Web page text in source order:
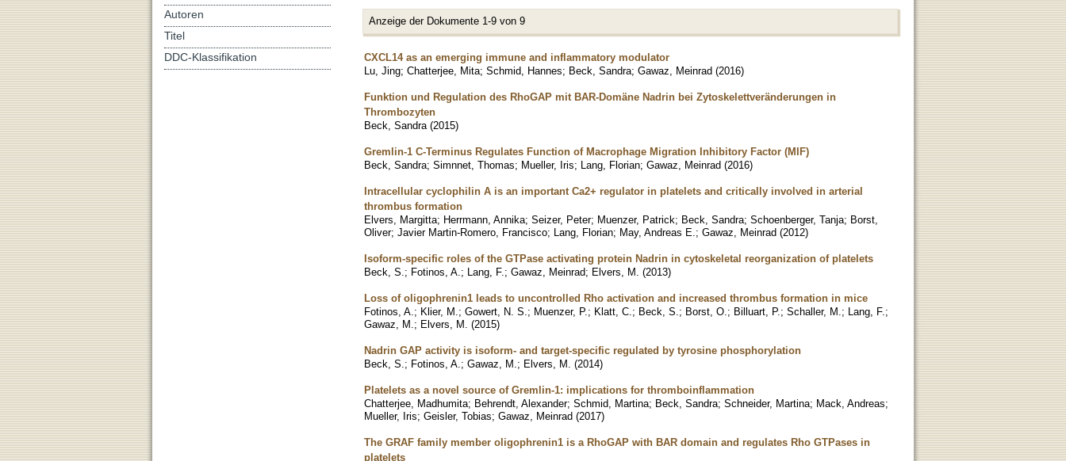
Anzeige der Dokumente 1-9 von 9
CXCL14 as an emerging immune and inflammatory modulator
Lu, Jing; Chatterjee, Mita; Schmid, Hannes; Beck, Sandra; Gawaz, Meinrad (2016)
Funktion und Regulation des RhoGAP mit BAR-Domäne Nadrin bei Zytoskelettveränderungen in
Thrombozyten
Beck, Sandra (2015)
Gremlin-1 C-Terminus Regulates Function of Macrophage Migration Inhibitory Factor (MIF)
Beck, Sandra; Simnnet, Thomas; Mueller, Iris; Lang, Florian; Gawaz, Meinrad (2016)
Intracellular cyclophilin A is an important Ca2+ regulator in platelets and critically involved in arterial
thrombus formation
Elvers, Margitta; Herrmann, Annika; Seizer, Peter; Muenzer, Patrick; Beck, Sandra; Schoenberger, Tanja; Borst,
Oliver; Javier Martin-Romero, Francisco; Lang, Florian; May, Andreas E. ; Gawaz, Meinrad (2012)
Isoform-specific roles of the GTPase activating protein Nadrin in cytoskeletal reorganization of platelets
Beck, S. ; Fotinos, A. ; Lang, F. ; Gawaz, Meinrad; Elvers, M. (2013)
Loss of oligophrenin1 leads to uncontrolled Rho activation and increased thrombus formation in mice
Fotinos, A. ; Klier, M. ; Gowert, N. S. ; Muenzer, P. ; Klatt, C. ; Beck, S. ; Borst, O. ; Billuart, P. ; Schaller, M. ; Lang, F. ;
Gawaz, M. ; Elvers, M. (2015)
Nadrin GAP activity is isoform- and target-specific regulated by tyrosine phosphorylation
Beck, S. ; Fotinos, A. ; Gawaz, M. ; Elvers, M. (2014)
Platelets as a novel source of Gremlin-1: implications for thromboinflammation
Chatterjee, Madhumita; Behrendt, Alexander; Schmid, Martina; Beck, Sandra; Schneider, Martina; Mack, Andreas;
Mueller, Iris; Geisler, Tobias; Gawaz, Meinrad (2017)
The GRAF family member oligophrenin1 is a RhoGAP with BAR domain and regulates Rho GTPases in
platelets
Autoren
Titel
DDC-Klassifikation